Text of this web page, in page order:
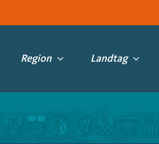
Region Landtag